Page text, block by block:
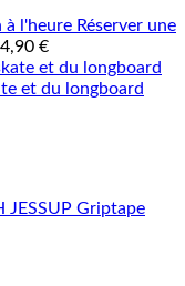
Réserver une
€
et du longboard
JESSUP Griptape